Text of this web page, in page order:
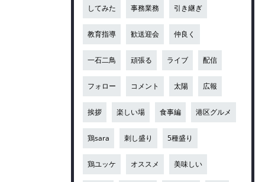
してみた 事務業務 引き継ぎ
教育指導 歓送迎会 仲良く
一石二鳥 頑張る ライブ 配信
フォロー コメント 太陽 広報
挨拶 楽しい場 食事編 港区グルメ
鶏sara 刺し盛り 5種盛り
鶏ユッケ オススメ 美味しい